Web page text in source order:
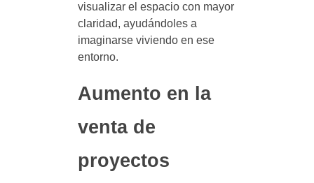
visualizar el espacio con mayor
claridad, ayudándoles a
imaginarse viviendo en ese
entorno.
Aumento en la
venta de
proyectos